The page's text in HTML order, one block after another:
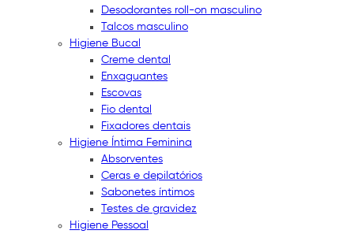
Desodorantes roll-on masculino
Talcos masculino
Higiene Bucal
Creme dental
Enxaguantes
Escovas
Fio dental
Fixadores dentais
Higiene Íntima Feminina
Absorventes
Ceras e depilatórios
Sabonetes íntimos
Testes de gravidez
Higiene Pessoal